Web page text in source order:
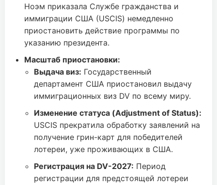
Ноэм приказала Службе гражданства и
иммиграции США (USCIS) немедленно
приостановить действие программы по
указанию президента.
Масштаб приостановки:
Выдача виз: Государственный
департамент США приостановил выдачу
иммиграционных виз DV по всему миру.
Изменение статуса (Adjustment of Status):
USCIS прекратила обработку заявлений на
получение грин-карт для победителей
лотереи, уже проживающих в США.
Регистрация на DV-2027: Период
регистрации для предстоящей лотереи